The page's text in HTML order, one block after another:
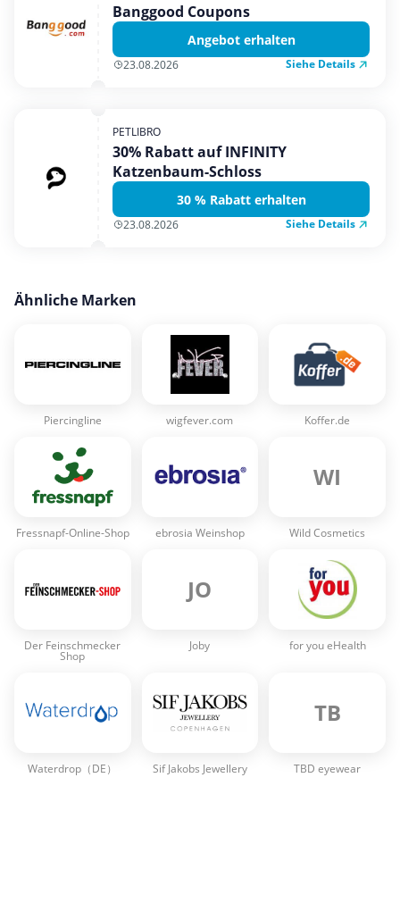
Banggood Coupons
Angebot erhalten
23.08.2026 Siehe Details
PETLIBRO
30% Rabatt auf INFINITY
Katzenbaum-Schloss
30 % Rabatt erhalten
23.08.2026 Siehe Details
Ähnliche Marken
Piercingline wigfever.com Koffer.de
Fressnapf-Online-Shop ebrosia Weinshop
WI
Wild Cosmetics
Der Feinschmecker
Shop
JO
Joby for you eHealth
Waterdrop（DE） Sif Jakobs Jewellery
TB
TBD eyewear